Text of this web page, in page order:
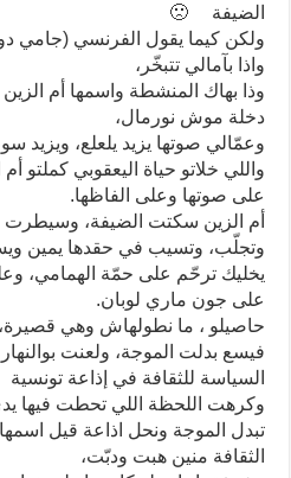
الضيفة
🙁
ولكن كيما يقول الفرنسي (جامي دو
واذا بآمالي تتبخّر،
وذا بهاك المنشطة واسمها أم
دخلة موش نورمال،
وعمّالي صوتها يزيد يلعلع، ويزيد
واللي خلاتو حياة اليعقوبي كملتو
على صوتها وعلى الفاظها.
أم الزين سكتت الضيفة،
وتجلّب، وتسيب في حقدها يمين
يخليك ترحّم على حمّة الهمامي،
على جون ماري لوبان.
حاصيلو ، ما نطولهاش وهي قصيرة،
فيسع بدلت الموجة، ولعنت
السياسة للثقافة في إذاعة تونسية
وكرهت اللحظة اللي تحطت فيها
تبدل الموجة ونحل اذاعة قيل
الثقافة منين هبت ودبّت،